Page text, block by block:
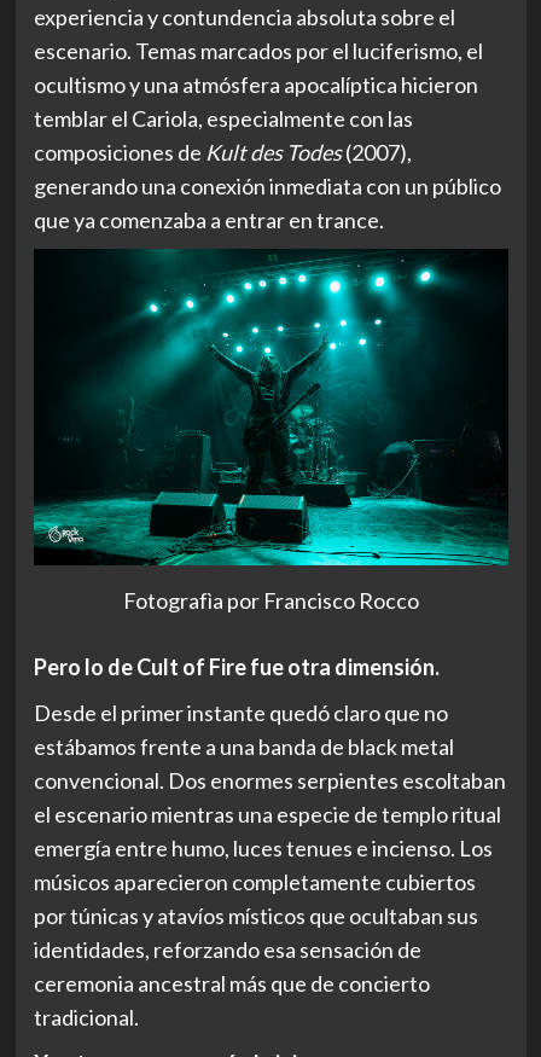
experiencia y contundencia absoluta sobre el
escenario. Temas marcados por el luciferismo, el
ocultismo y una atmósfera apocalíptica hicieron
temblar el Cariola, especialmente con las
composiciones de Kult des Todes(2007),
generando una conexión inmediata con un público
que ya comenzaba a entrar en trance.
Fotografìa por Francisco Rocco
Pero lo de Cult of Fire fue otra dimensión.
Desde el primer instante quedó claro que no
estábamos frente a una banda de black metal
convencional. Dos enormes serpientes escoltaban
el escenario mientras una especie de templo ritual
emergía entre humo, luces tenues e incienso. Los
músicos aparecieron completamente cubiertos
por túnicas y atavíos místicos que ocultaban sus
identidades, reforzando esa sensación de
ceremonia ancestral más que de concierto
tradicional.